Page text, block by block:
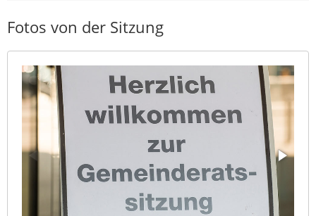
Fotos von der Sitzung